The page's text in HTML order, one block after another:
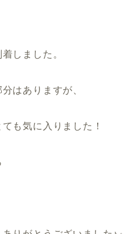
しました。
はありますが、
も気に入りました！